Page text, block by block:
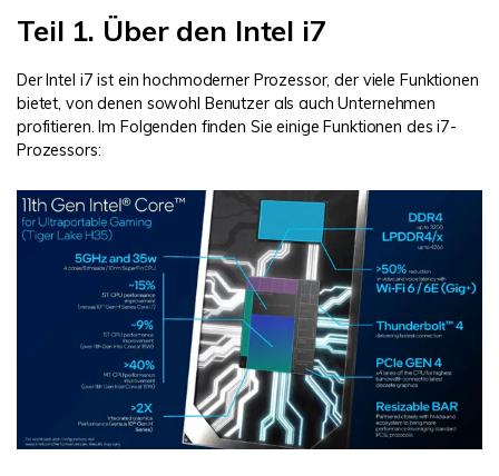
Teil 1. Über den Intel i7
Der Intel i7 ist ein hochmoderner Prozessor, der viele Funktionen
bietet, von denen sowohl Benutzer als auch Unternehmen
profitieren. Im Folgenden finden Sie einige Funktionen des i7-
Prozessors: